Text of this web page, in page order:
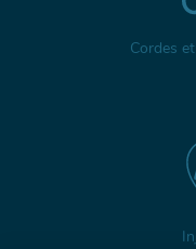
Cordes